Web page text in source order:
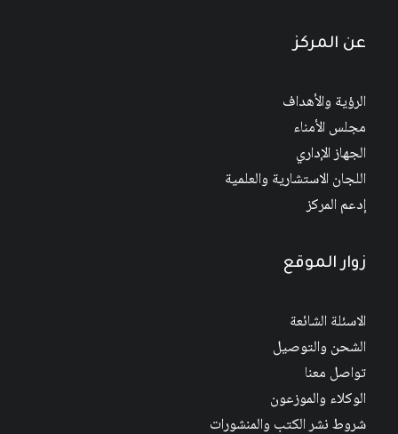
عن المركز
الرؤية والأهداف
مجلس الأمناء
الجهاز الإداري
اللجان الاستشارية والعلمية
إدعم المركز
زوار الموقع
الاسئلة الشائعة
الشحن والتوصيل
تواصل معنا
الوكلاء والموزعون
شروط نشر الكتب والمنشورات